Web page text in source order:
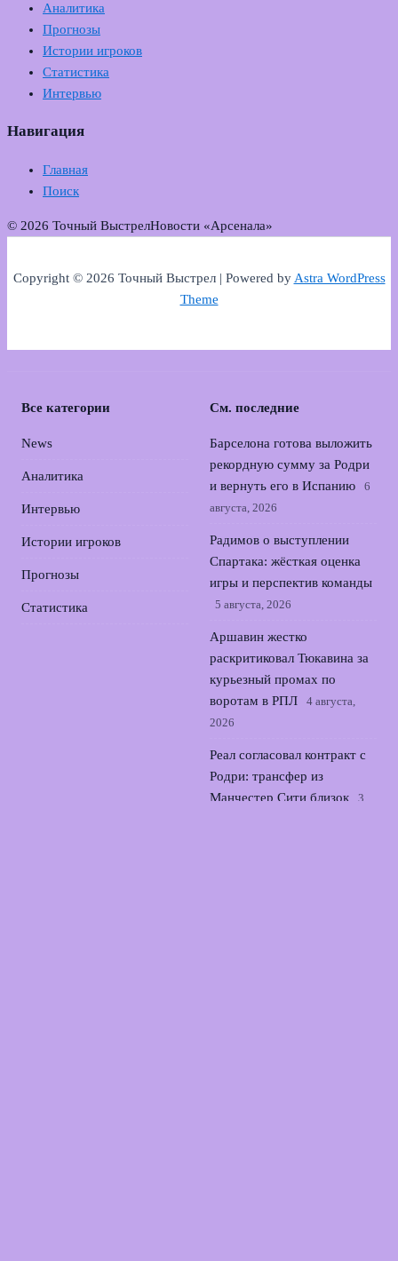
Аналитика
Прогнозы
Истории игроков
Статистика
Интервью
Навигация
Главная
Поиск
© 2026 Точный ВыстрелНовости «Арсенала»
Copyright © 2026 Точный Выстрел | Powered byAstra WordPress
Theme
Все категории
News
Аналитика
Интервью
Истории игроков
Прогнозы
Статистика
См. последние
Барселона готова выложить
рекордную сумму за Родри
и вернуть его в Испанию
6
августа, 2026
Радимов о выступлении
Спартака: жёсткая оценка
игры и перспектив команды
5 августа, 2026
Аршавин жестко
раскритиковал Тюкавина за
курьезный промах по
воротам в РПЛ
4 августа,
2026
Реал согласовал контракт с
Родри: трансфер из
Манчестер Сити близок
3